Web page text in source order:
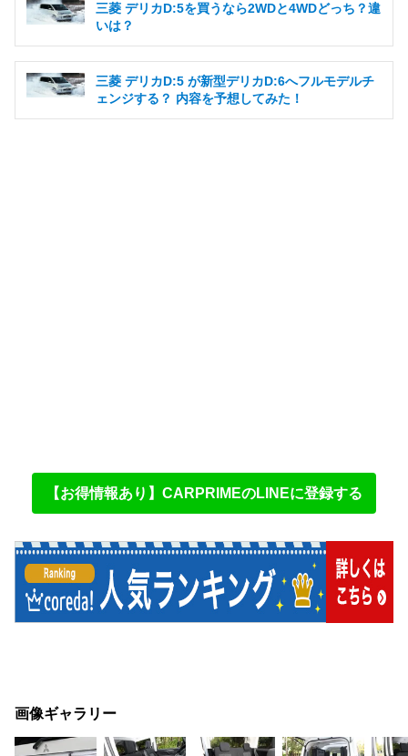
三菱 デリカD:5を買うなら2WDと4WDどっち？違
いは？
三菱 デリカD:5 が新型デリカD:6へフルモデルチ
ェンジする？ 内容を予想してみた！
【お得情報あり】CARPRIMEのLINEに登録する
画像ギャラリー